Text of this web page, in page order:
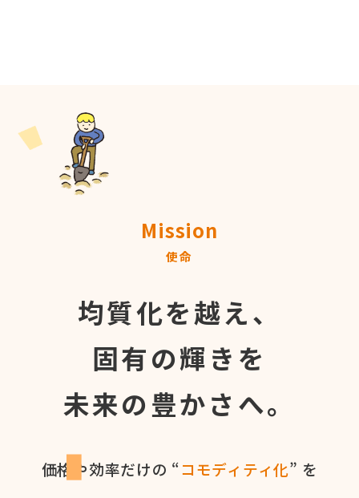
Mission
使命
均質化を越え、
固有の輝きを
未来の豊かさへ。
価格や​効率だけの​ “コモディティ化” を​